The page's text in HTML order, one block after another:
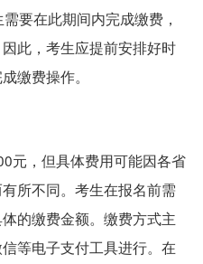
要在此期间内完成缴费，
此，考生应提前安排好时
缴费操作。
元，但具体费用可能因各省
所不同。考生在报名前需
的缴费金额。缴费方式主
等电子支付工具进行。在